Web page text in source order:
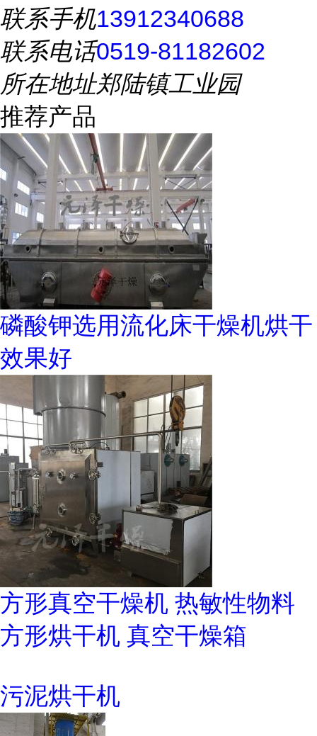
联系手机13912340688
联系电话0519-81182602
所在地址郑陆镇工业园
推荐产品
磷酸钾选用流化床干燥机烘干
效果好
方形真空干燥机 热敏性物料
方形烘干机 真空干燥箱
污泥烘干机